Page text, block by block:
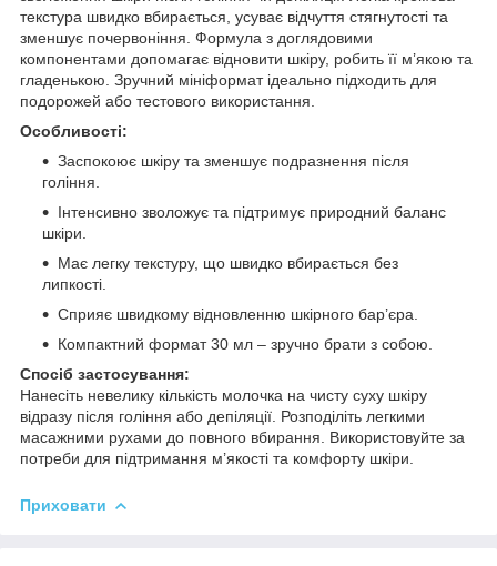
текстура швидко вбирається, усуває відчуття стягнутості та
зменшує почервоніння. Формула з доглядовими
компонентами допомагає відновити шкіру, робить її м’якою та
гладенькою. Зручний мініформат ідеально підходить для
подорожей або тестового використання.
Особливості:
Заспокоює шкіру та зменшує подразнення після
гоління.
Інтенсивно зволожує та підтримує природний баланс
шкіри.
Має легку текстуру, що швидко вбирається без
липкості.
Сприяє швидкому відновленню шкірного бар’єра.
Компактний формат 30 мл – зручно брати з собою.
Спосіб застосування:
Нанесіть невелику кількість молочка на чисту суху шкіру
відразу після гоління або депіляції. Розподіліть легкими
масажними рухами до повного вбирання. Використовуйте за
потреби для підтримання м’якості та комфорту шкіри.
Приховати